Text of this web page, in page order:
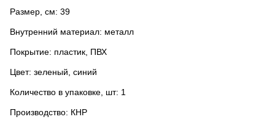
Размер, см: 39
Внутренний материал: металл
Покрытие: пластик, ПВХ
Цвет: зеленый, синий
Количество в упаковке, шт: 1
Производство: КНР